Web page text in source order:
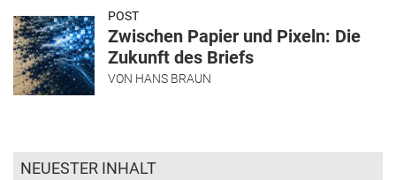
POST
Zwischen Papier und Pixeln: Die
Zukunft des Briefs
VON HANS BRAUN
NEUESTER INHALT